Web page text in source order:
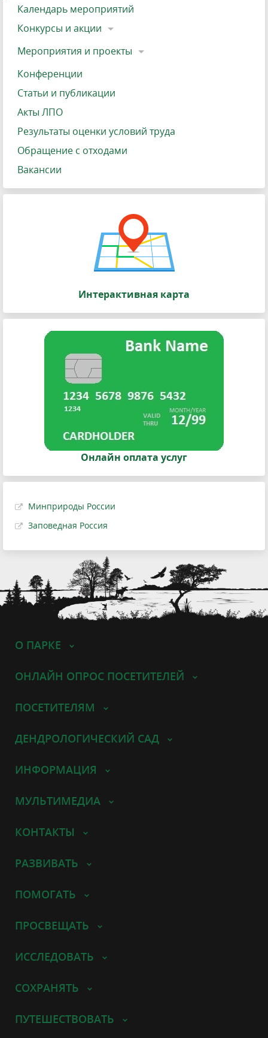
Календарь мероприятий
Конкурсы и акции
Мероприятия и проекты
Конференции
Статьи и публикации
Акты ЛПО
Результаты оценки условий труда
Обращение с отходами
Вакансии
Интерактивная карта
Онлайн оплата услуг
Минприроды России
Заповедная Россия
О ПАРКЕ
ОНЛАЙН ОПРОС ПОСЕТИТЕЛЕЙ
ПОСЕТИТЕЛЯМ
ДЕНДРОЛОГИЧЕСКИЙ САД
ИНФОРМАЦИЯ
МУЛЬТИМЕДИА
КОНТАКТЫ
РАЗВИВАТЬ
ПОМОГАТЬ
ПРОСВЕЩАТЬ
ИССЛЕДОВАТЬ
СОХРАНЯТЬ
ПУТЕШЕСТВОВАТЬ